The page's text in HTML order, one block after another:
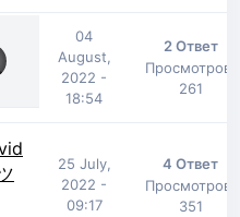
04
August,
2022 -
18:54
2 Ответ
Просмотров:
261
25 July,
2022 -
09:17
4 Ответ
Просмотров:
351